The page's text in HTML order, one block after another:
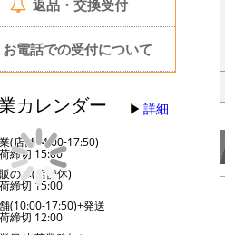
返品・交換受付
お電話での受付について
カレンダー 詳細
(店舗14:00-17:50)
締切 15:00
のみ(店舗休)
締切 15:00
(10:00-17:50)+発送
締切 12:00